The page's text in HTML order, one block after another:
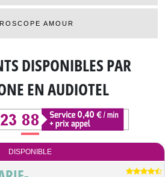
AMOUR
DISPONIBLESPAR
EN AUDIOTEL
DISPONIBLE